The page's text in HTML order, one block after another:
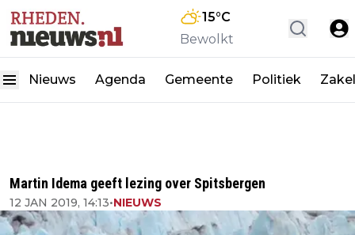
15°C
Bewolkt
Nieuws Agenda Gemeente Politiek
Martin Idema geeft lezing over Spitsbergen
12 JAN 2019, 14:13•NIEUWS